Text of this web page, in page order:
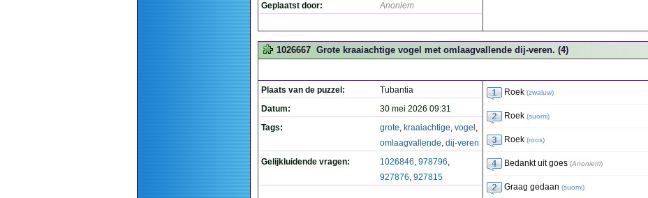
Geplaatst door: Anoniem
1026667 Grote kraaiachtige vogel met omlaagvallende dij-veren. (4)
Plaats van de puzzel:
Tubantia
Datum:
30 mei 2026 09:31
Tags:
grote, kraaiachtige, vogel ,
omlaagvallende, dij-veren
Gelijkluidende vragen:
1026846, 978796,
927876, 927815
Roek (zwaluw)
Roek (suomi)
Roek (roos)
Bedankt uit goes (Anoniem)
Graag gedaan (suomi)